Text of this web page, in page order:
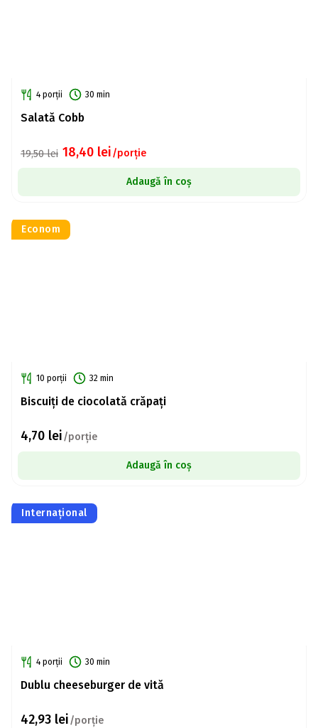
4 porții 30 min
Salată Cobb
19,50lei 18,40 lei/porție
Adaugă în coș
Econom
10 porții 32 min
Biscuiți de ciocolată crăpați
4,70 lei/porție
Adaugă în coș
Internațional
4 porții 30 min
Dublu cheeseburger de vită
42,93 lei/porție